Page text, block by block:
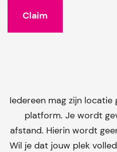
Iedereen mag zijn
platform. Je wordt
afstand. Hierin wordt
Wil je dat jouw plek